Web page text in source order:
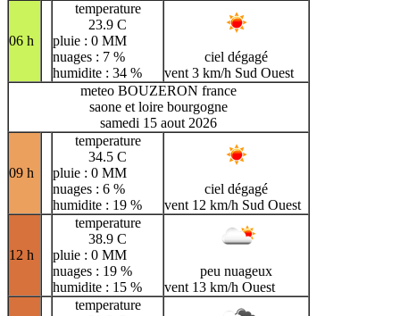
06 h
temperature
23.9 C
pluie : 0 MM
nuages : 7 %
humidite : 34 %
ciel dégagé
vent 3 km/h Sud Ouest
meteo BOUZERON france
saone et loire bourgogne
samedi 15 aout 2026
09 h
temperature
34.5 C
pluie : 0 MM
nuages : 6 %
humidite : 19 %
ciel dégagé
vent 12 km/h Sud Ouest
12 h
temperature
38.9 C
pluie : 0 MM
nuages : 19 %
humidite : 15 %
peu nuageux
vent 13 km/h Ouest
temperature